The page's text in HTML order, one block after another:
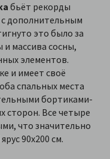
бьёт рекорды
дополнительным
это было за
и массива сосны,
элементов.
и имеет своё
спальных места
бортиками-
сторон. Все четыре
что значительно
90х200 см.